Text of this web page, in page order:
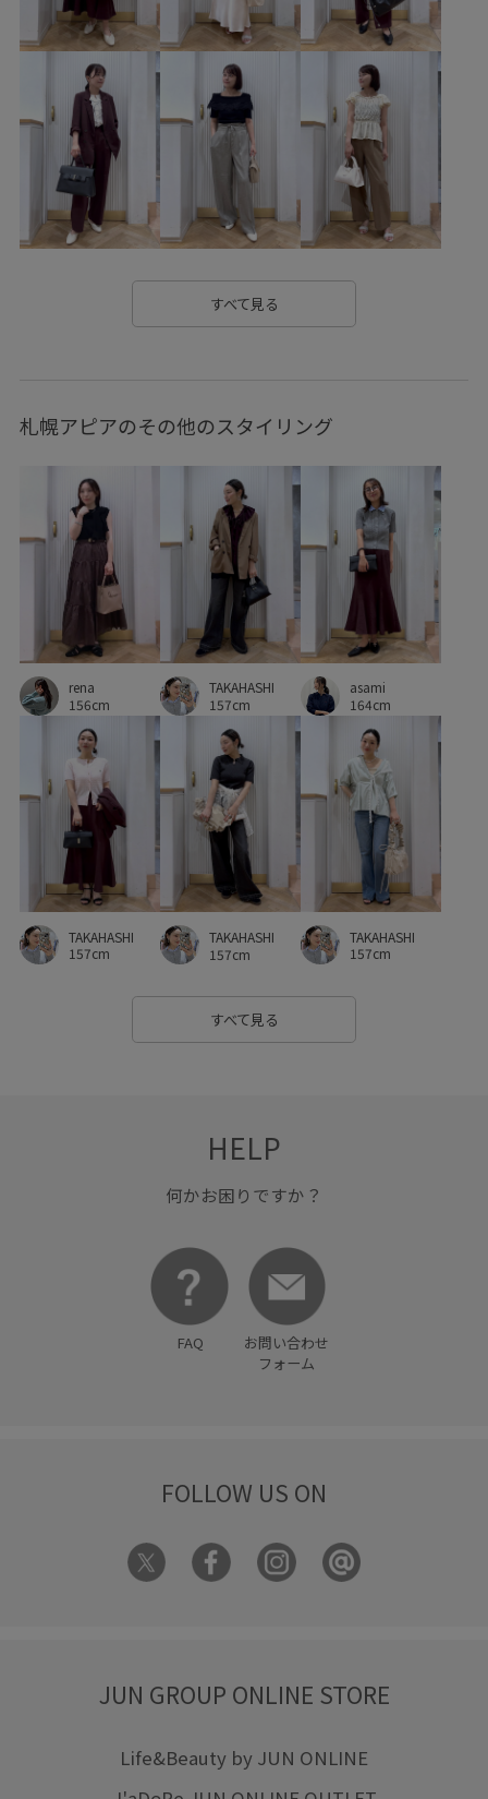
vis_okazakisae_june vis_okazakisae_may
お手入れしやすい きちんと感 きれいに見える
こなれ感 さらっと着れる さらりとした やや長め
オールシーズン カジュアル
コーディネートのアクセント サングラス シャツ
シンプル シンプルコーデ スウェット スカーフ
ストーン タック
デザインがポイント デニムとの相性抜群
バランスが良い ピスタチオ フラットシューズ
ベルト ベーシック リング
レイヤードスタイル ロングスカート ヴィンテージ
ヴィンテージ感 低反発 女性らしさ
抜け感 接触冷感 普段使いも出来る 歩きやすい
洗濯機で洗える 甲高 疲れにくい 華やか 落ち感
薄手 見た目以上の収納 財布
すべて見る
札幌アピアのその他のスタイリング
rena
156cm
TAKAHASHI
157cm
asami
164cm
TAKAHASHI
157cm
TAKAHASHI
157cm
TAKAHASHI
157cm
すべて見る
HELP
何かお困りですか？
FAQ
お問い合わせ
フォーム
FOLLOW US ON
JUN GROUP ONLINE STORE
Life&Beauty by JUN ONLINE